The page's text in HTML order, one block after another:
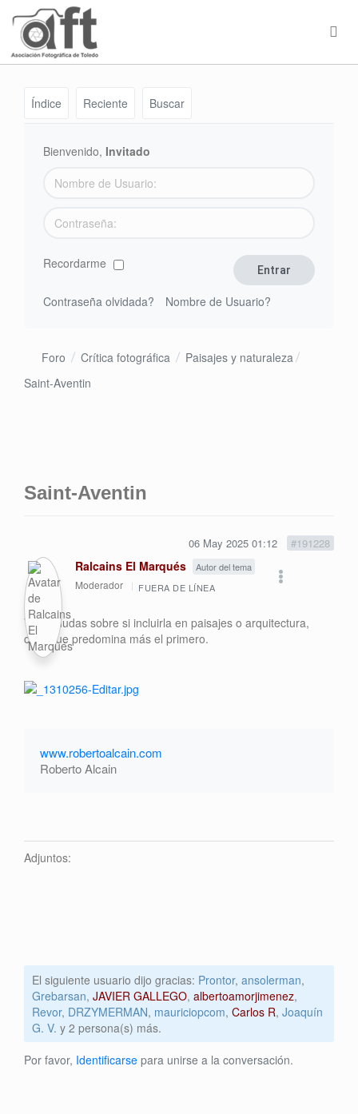
Índice Reciente Buscar
Bienvenido, Invitado
Recordarme
Contraseña olvidada? Nombre de Usuario?
Foro Crítica fotográfica
Paisajes y naturaleza
Saint-Aventin
Saint-Aventin
06 May 2025 01:12 #191228
Ralcains El Marqués Autor del tema
Moderador FUERA DE LÍNEA
Tenía dudas sobre si incluirla en paisajes o arquitectura,
creo que predomina más el primero.
www.robertoalcain.com
Roberto Alcain
Adjuntos:
El siguiente usuario dijo gracias: Prontor, ansolerman,
Grebarsan, JAVIER GALLEGO, albertoamorjimenez,
Revor, DRZYMERMAN, mauriciopcom, Carlos R, Joaquín
G. V. y 2 persona(s) más.
Por favor, Identificarse para unirse a la conversación.